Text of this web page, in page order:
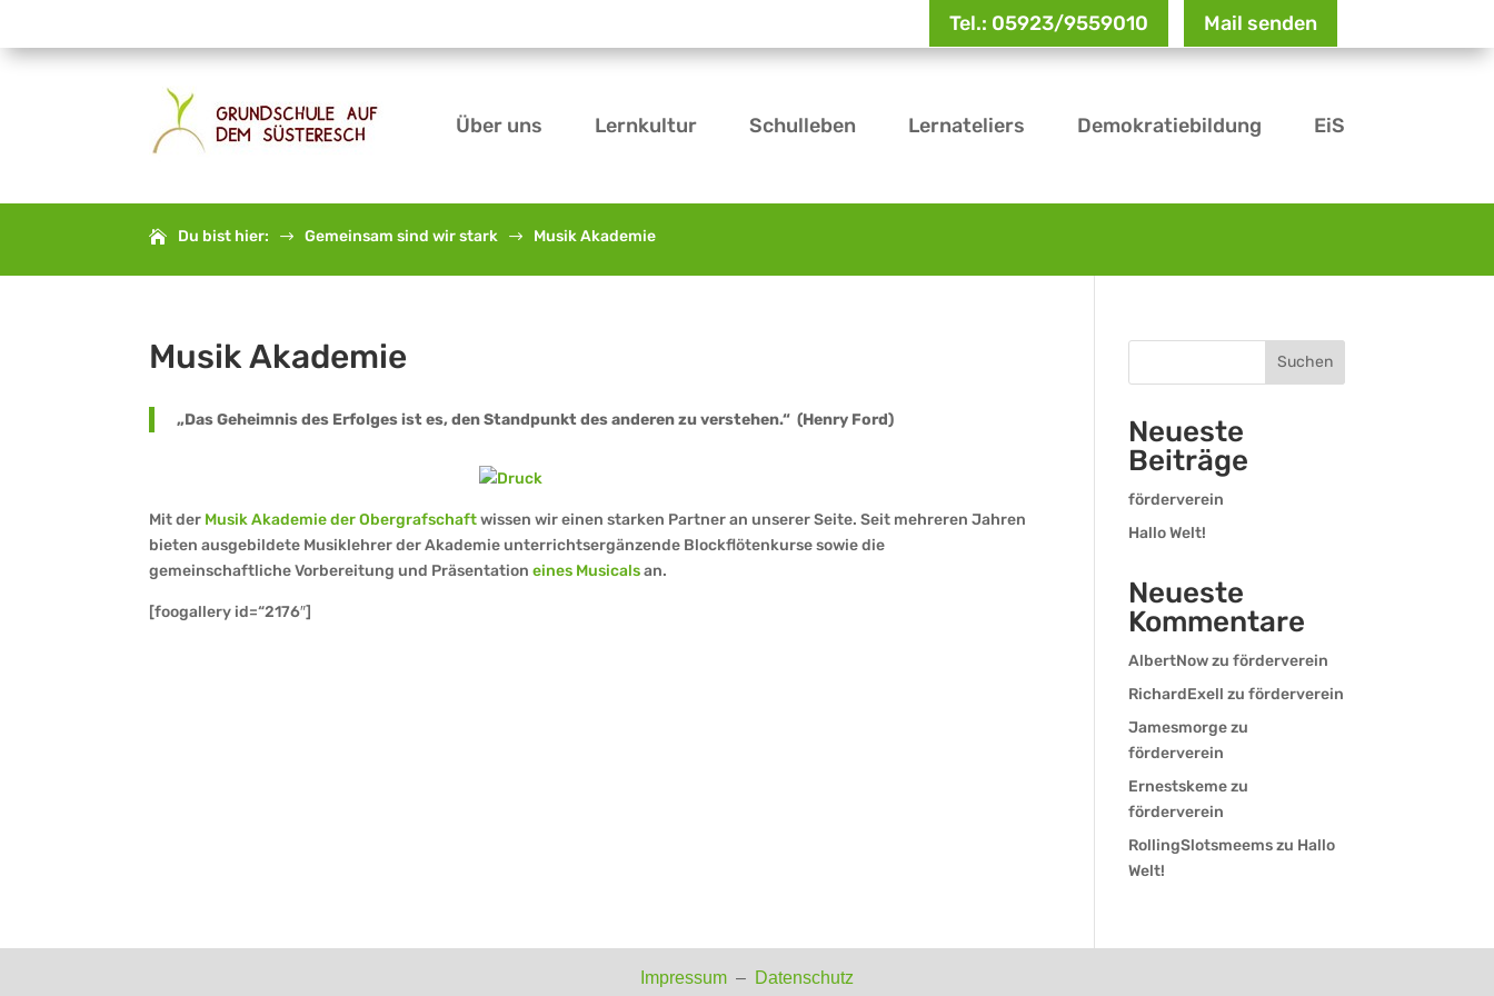
Tel.: 05923/9559010 Mail senden
Über uns Lernkultur Schulleben Lernateliers Demokratiebildung EiS
Du bist hier: $ Gemeinsam sind wir stark $ Musik Akademie
Musik Akademie
„Das Geheimnis des Erfolges ist es, den Standpunkt des anderen zu verstehen.“ (Henry Ford)
Mit der Musik Akademie der Obergrafschaftwissen wir einen starken Partner an unserer Seite. Seit mehreren Jahren
bieten ausgebildete Musiklehrer der Akademie unterrichtsergänzende Blockflötenkurse sowie die
gemeinschaftliche Vorbereitung und Präsentationeines Musicalsan.
[foogallery id=“2176″]
Suchen
Neueste
Beiträge
förderverein
Hallo Welt!
Neueste
Kommentare
AlbertNowzuförderverein
RichardExell zuförderverein
Jamesmorgezu
förderverein
Ernestskemezu
förderverein
RollingSlotsmeemszu Hallo
Welt!
Impressum – Datenschutz